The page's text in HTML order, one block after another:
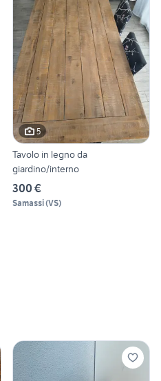
5
Tavolo in legno da
giardino/interno
300 €
Samassi(VS)